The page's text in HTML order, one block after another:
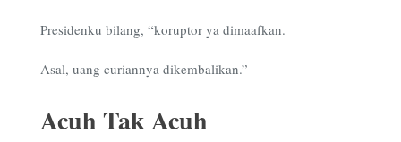
Presidenku bilang, “koruptor ya dimaafkan.
Asal, uang curiannya dikembalikan.”
Acuh Tak Acuh